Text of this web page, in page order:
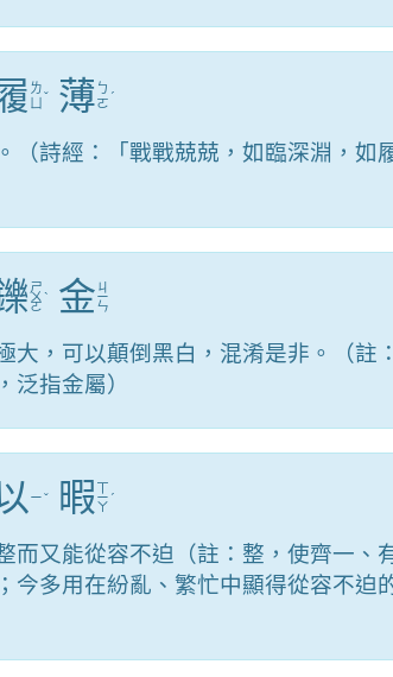
ㄌ
ˇ 薄 ㄅ
ㄛ ˊ
（詩經：「戰戰兢兢，如臨深淵，如
ㄕ
ㄨ
ㄛ
ˋ 金 ㄐ
ㄧ
ㄣ
大，可以顛倒黑白，混淆是非。（註
指金屬）
ㄧˇ 暇 ㄒ
ㄧ
ㄚ
ˊ
而又能從容不迫（註：整，使齊一、
今多用在紛亂、繁忙中顯得從容不迫